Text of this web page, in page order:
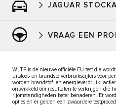
JAGUAR
VRAAG EEN
WLTP is de nieuwe officiële EU-test die
uitstoot- en brandstofverbruikscijfers voor
worden brandstof- en energieverbruik,
ontwikkeld om resultaten te verkrijgen die
rijomstandigheden beter benaderen. Er
opties en er gelden een zwaardere